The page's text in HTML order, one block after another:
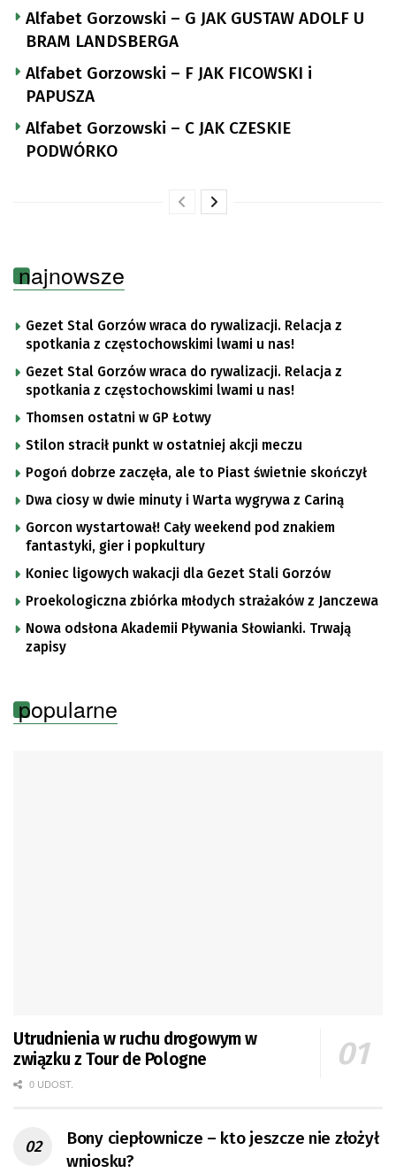
Alfabet Gorzowski – G JAK GUSTAW ADOLF U
BRAM LANDSBERGA
Alfabet Gorzowski – F JAK FICOWSKI i
PAPUSZA
Alfabet Gorzowski – C JAK CZESKIE
PODWÓRKO
najnowsze
Gezet Stal Gorzów wraca do rywalizacji. Relacja z
spotkania z częstochowskimi lwami u nas!
Gezet Stal Gorzów wraca do rywalizacji. Relacja z
spotkania z częstochowskimi lwami u nas!
Thomsen ostatni w GP Łotwy
Stilon stracił punkt w ostatniej akcji meczu
Pogoń dobrze zaczęła, ale to Piast świetnie skończył
Dwa ciosy w dwie minuty i Warta wygrywa z Cariną
Gorcon wystartował! Cały weekend pod znakiem
fantastyki, gier i popkultury
Koniec ligowych wakacji dla Gezet Stali Gorzów
Proekologiczna zbiórka młodych strażaków z Janczewa
Nowa odsłona Akademii Pływania Słowianki. Trwają
zapisy
popularne
Utrudnienia w ruchu drogowym w
związku z Tour de Pologne
0 UDOST.
Bony ciepłownicze – kto jeszcze nie złożył
wniosku?